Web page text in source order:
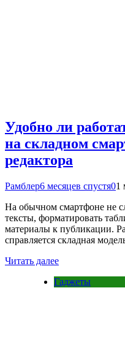
Удобно ли
на складном
редактора
Рамблер6 месяцев спустя01
На обычном смартфоне не
тексты, форматировать
материалы к публикации.
справляется складная
Читать далее
Гаджеты